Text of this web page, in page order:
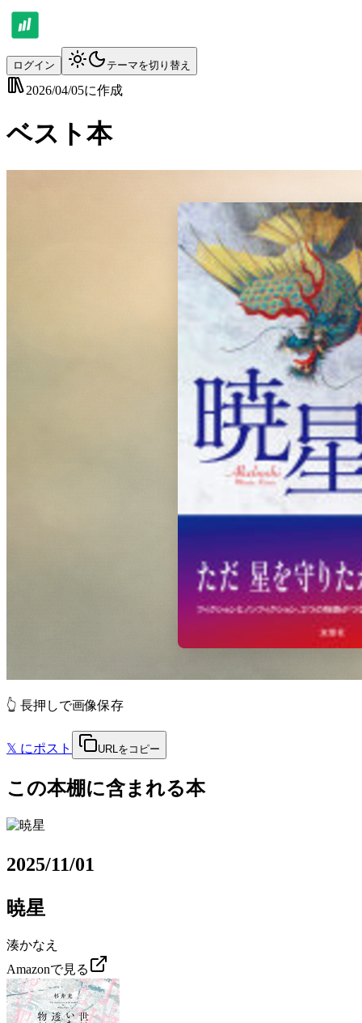
ログイン テーマを切り替え
2026/04/05に作成
ベスト本
👆 長押しで画像保存
𝕏 にポスト URLをコピー
この本棚に含まれる本
2025/11/01
暁星
湊かなえ
Amazonで見る